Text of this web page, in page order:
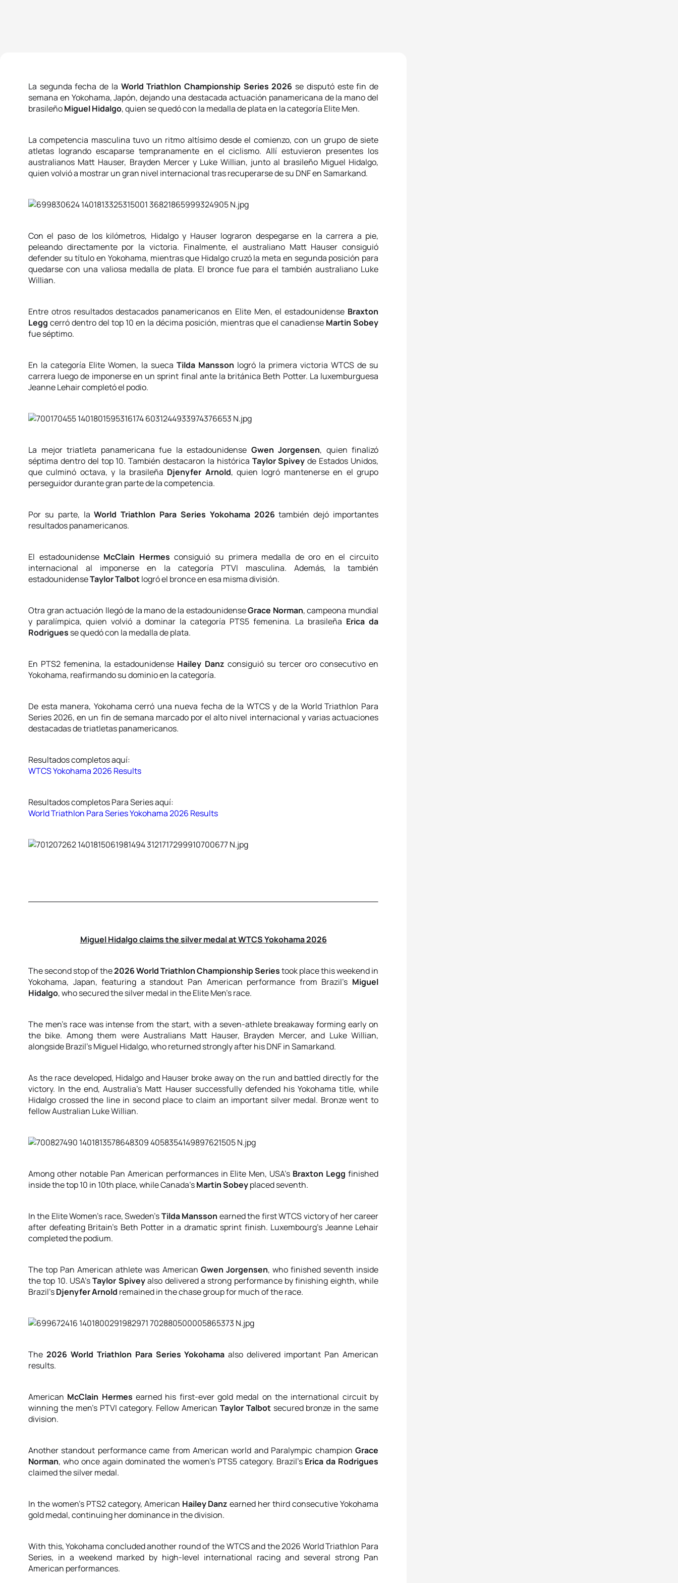
La segunda fecha de la World Triathlon Championship Series 2026 se disputó este fin de
semana en Yokohama, Japón, dejando una destacada actuación panamericana de la mano del
brasileñoMiguel Hidalgo, quien se quedó con la medalla de plata en la categoría Elite Men.
La competencia masculina tuvo un ritmo altísimo desde el comienzo, con un grupo de siete
atletas logrando escaparse tempranamente en el ciclismo. Allí estuvieron presentes los
australianos Matt Hauser, Brayden Mercer y Luke Willian, junto al brasileño Miguel Hidalgo,
quien volvió a mostrar un gran nivel internacional tras recuperarse de su DNF en Samarkand.
Con el paso de los kilómetros, Hidalgo y Hauser lograron despegarse en la carrera a pie,
peleando directamente por la victoria. Finalmente, el australiano Matt Hauser consiguió
defender su título en Yokohama, mientras que Hidalgo cruzó la meta en segunda posición para
quedarse con una valiosa medalla de plata. El bronce fue para el también australiano Luke
Willian.
Entre otros resultados destacados panamericanos en Elite Men, el estadounidense Braxton
Legg cerró dentro del top 10 en la décima posición, mientras que el canadiense Martin Sobey
fue séptimo.
En la categoría Elite Women, la sueca Tilda Mansson logró la primera victoria WTCS de su
carrera luego de imponerse en un sprint final ante la británica Beth Potter. La luxemburguesa
Jeanne Lehair completó el podio.
La mejor triatleta panamericana fue la estadounidense Gwen Jorgensen, quien finalizó
séptima dentro del top 10. También destacaron la histórica Taylor Spiveyde Estados Unidos,
que culminó octava, y la brasileña Djenyfer Arnold, quien logró mantenerse en el grupo
perseguidor durante gran parte de la competencia.
Por su parte, laWorld Triathlon Para Series Yokohama 2026 también dejó importantes
resultados panamericanos.
El estadounidense McClain Hermes consiguió su primera medalla de oro en el circuito
internacional al imponerse en la categoría PTVI masculina. Además, la también
estadounidenseTaylor Talbotlogró el bronce en esa misma división.
Otra gran actuación llegó de la mano de la estadounidenseGrace Norman, campeona mundial
y paralímpica, quien volvió a dominar la categoría PTS5 femenina. La brasileña Erica da
Rodrigues se quedó con la medalla de plata.
En PTS2 femenina, la estadounidense Hailey Danz consiguió su tercer oro consecutivo en
Yokohama, reafirmando su dominio en la categoría.
De esta manera, Yokohama cerró una nueva fecha de la WTCS y de la World Triathlon Para
Series 2026, en un fin de semana marcado por el alto nivel internacional y varias actuaciones
destacadas de triatletas panamericanos.
Resultados completos aquí:
WTCS Yokohama 2026 Results
Resultados completos Para Series aquí:
World Triathlon Para Series Yokohama 2026 Results
Miguel Hidalgo claims the silver medal at WTCS Yokohama 2026
The second stop of the2026 World Triathlon Championship Seriestook place this weekend in
Yokohama, Japan, featuring a standout Pan American performance from Brazil’s Miguel
Hidalgo, who secured the silver medal in the Elite Men’s race.
The men’s race was intense from the start, with a seven-athlete breakaway forming early on
the bike. Among them were Australians Matt Hauser, Brayden Mercer, and Luke Willian,
alongside Brazil’s Miguel Hidalgo, who returned strongly after his DNF in Samarkand.
As the race developed, Hidalgo and Hauser broke away on the run and battled directly for the
victory. In the end, Australia’s Matt Hauser successfully defended his Yokohama title, while
Hidalgo crossed the line in second place to claim an important silver medal. Bronze went to
fellow Australian Luke Willian.
Among other notable Pan American performances in Elite Men, USA’s Braxton Legg finished
inside the top 10 in 10th place, while Canada’sMartin Sobeyplaced seventh.
In the Elite Women’s race, Sweden’sTilda Mansson earned the first WTCS victory of her career
after defeating Britain’s Beth Potter in a dramatic sprint finish. Luxembourg’s Jeanne Lehair
completed the podium.
The top Pan American athlete was American Gwen Jorgensen, who finished seventh inside
the top 10. USA’sTaylor Spiveyalso delivered a strong performance by finishing eighth, while
Brazil’sDjenyfer Arnold remained in the chase group for much of the race.
The 2026 World Triathlon Para Series Yokohama also delivered important Pan American
results.
American McClain Hermes earned his first-ever gold medal on the international circuit by
winning the men’s PTVI category. Fellow American Taylor Talbotsecured bronze in the same
division.
Another standout performance came from American world and Paralympic champion Grace
Norman, who once again dominated the women’s PTS5 category. Brazil’s Erica da Rodrigues
claimed the silver medal.
In the women’s PTS2 category, American Hailey Danz earned her third consecutive Yokohama
gold medal, continuing her dominance in the division.
With this, Yokohama concluded another round of the WTCS and the 2026 World Triathlon Para
Series, in a weekend marked by high-level international racing and several strong Pan
American performances.